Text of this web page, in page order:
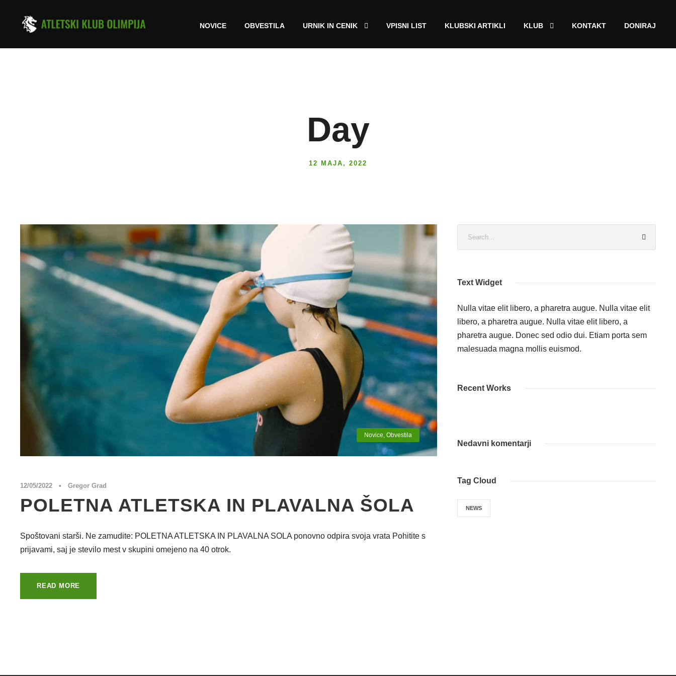
NOVICE OBVESTILA URNIK IN CENIK VPISNI LIST KLUBSKI ARTIKLI KLUB KONTAKT DONIRAJ
Day
12 MAJA, 2022
Novice, Obvestila
12/05/2022 • Gregor Grad
POLETNA ATLETSKA IN PLAVALNA ŠOLA
Spoštovani starši. Ne zamudite: POLETNA ATLETSKA IN PLAVALNA SOLA ponovno odpira svoja vrata Pohitite s
prijavami, saj je stevilo mest v skupini omejeno na 40 otrok.
READ MORE
Text Widget
Nulla vitae elit libero, a pharetra augue. Nulla vitae elit
libero, a pharetra augue. Nulla vitae elit libero, a
pharetra augue. Donec sed odio dui. Etiam porta sem
malesuada magna mollis euismod.
Recent Works
Nedavni komentarji
Tag Cloud
NEWS